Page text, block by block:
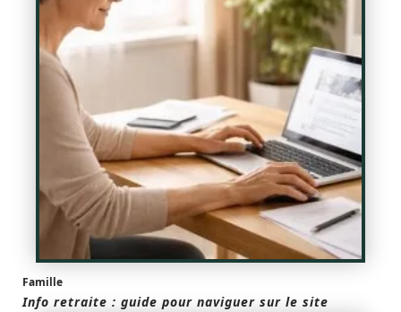
Famille
Info retraite : guide pour naviguer sur le site